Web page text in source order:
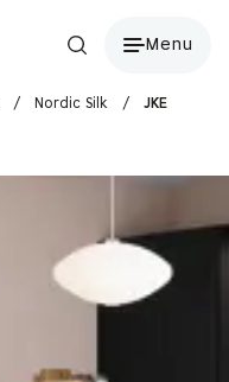
Menu
/ Nordic Silk /
JKE